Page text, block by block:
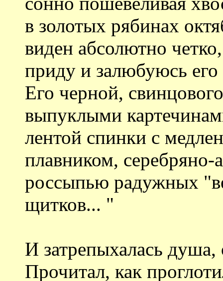
в золотых рябинах
виден абсолютно
приду и залюбуюсь его
Его черной,
выпуклыми
лентой спинки с
плавником,
россыпью радужных
щитков... "
И затрепыхалась
Прочитал, как